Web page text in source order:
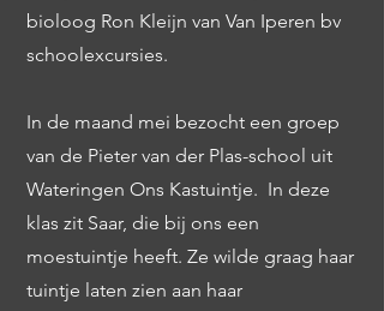
bioloog Ron Kleijn van Van Iperen bv
schoolexcursies.
In de maand mei bezocht een groep
van de Pieter van der Plas-school uit
Wateringen Ons Kastuintje. In deze
klas zit Saar, die bij ons een
moestuintje heeft. Ze wilde graag haar
tuintje laten zien aan haar